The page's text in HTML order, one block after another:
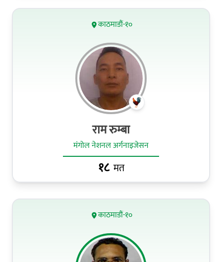
काठमाडौं-१०
राम रुम्बा
मंगोल नेशनल अर्गनाइजेसन
१८मत
काठमाडौं-१०